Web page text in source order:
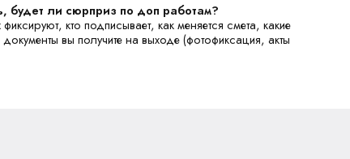
будет ли сюрприз по доп работам?
кто подписывает, как меняется смета, какие
вы получите на выходе (фотофиксация, акты